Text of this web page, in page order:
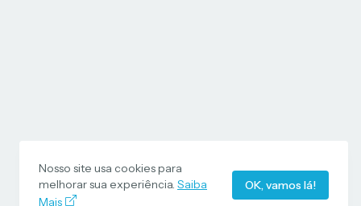
Nosso site usa cookies para
melhorar sua experiência. Saiba
Mais
OK, vamos lá!